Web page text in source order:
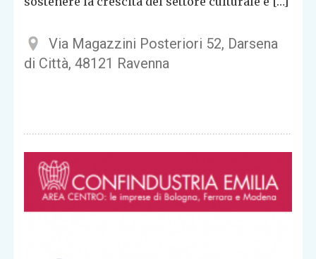
Via Magazzini Posteriori 52, Darsena
di Città, 48121 Ravenna